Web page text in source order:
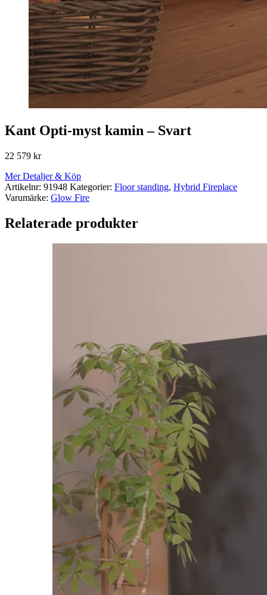
Kant Opti-myst kamin – Svart
22 579 kr
Mer Detaljer & Köp
Artikelnr: 91948 Kategorier: Floor standing, Hybrid Fireplace
Varumärke: Glow Fire
Relaterade produkter